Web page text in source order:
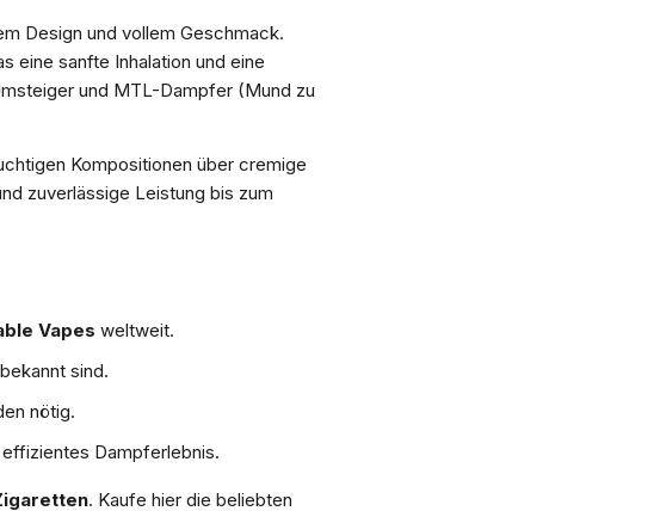
Design und vollem Geschmack.
eine sanfte Inhalation und eine
und MTL-Dampfer (Mund zu
Kompositionen über cremige
zuverlässige Leistung bis zum
Vapes weltweit.
sind.
nötig.
Dampferlebnis.
. Kaufe hier die beliebten